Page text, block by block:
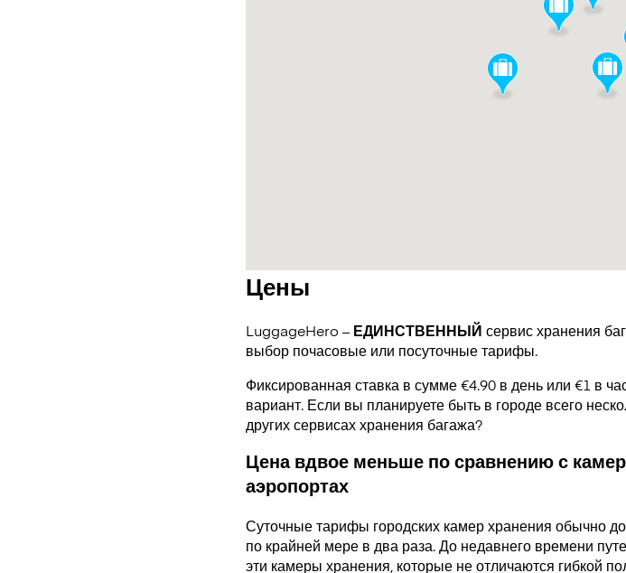
Цены
LuggageHero – ЕДИНСТВЕННЫЙ сервис хранения
выбор почасовые или посуточные тарифы.
Фиксированная ставка в сумме €4.90 в день или €1 в
вариант. Если вы планируете быть в городе всего
других сервисах хранения багажа?
Цена вдвое меньше по сравнению с
аэропортах
Суточные тарифы городских камер хранения обычно
по крайней мере в два раза. До недавнего времени
эти камеры хранения, которые не отличаются гибкой